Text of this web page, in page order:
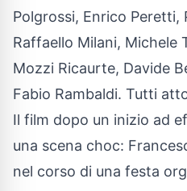
Polgrossi, Enrico Peretti,
Raffaello Milani, Michele
Mozzi Ricaurte, Davide
Fabio Rambaldi. Tutti
Il film dopo un inizio ad
una scena choc:
nel corso di una festa